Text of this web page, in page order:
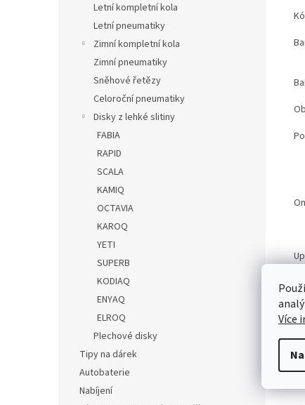
Více
Letní kompletní kola
Letní pneumatiky
Zimní kompletní kola
Zimní pneumatiky
Sněhové řetězy
Celoroční pneumatiky
Disky z lehké slitiny
FABIA
RAPID
SCALA
KAMIQ
OCTAVIA
KAROQ
YETI
SUPERB
KODIAQ
ENYAQ
ELROQ
Plechové disky
Tipy na dárek
Autobaterie
Nabíjení